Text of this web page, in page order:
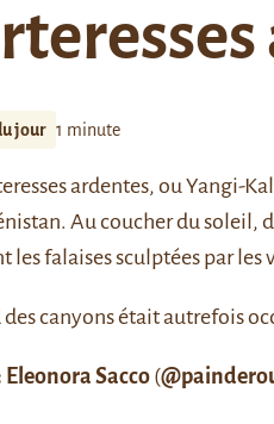
jour 1 minute
ardentes, ou Yangi-
Au coucher du soleil,
les falaises sculptées par les
des canyons était autrefois
Eleonora Sacco (